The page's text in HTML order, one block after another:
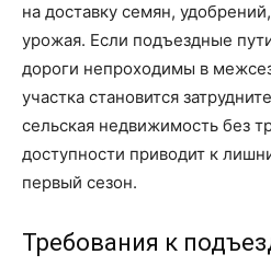
на доставку семян,
урожая. Если подъездные
дороги непроходимы в
участка становится
сельская недвижимость без
доступности приводит к
первый сезон.
Требования к